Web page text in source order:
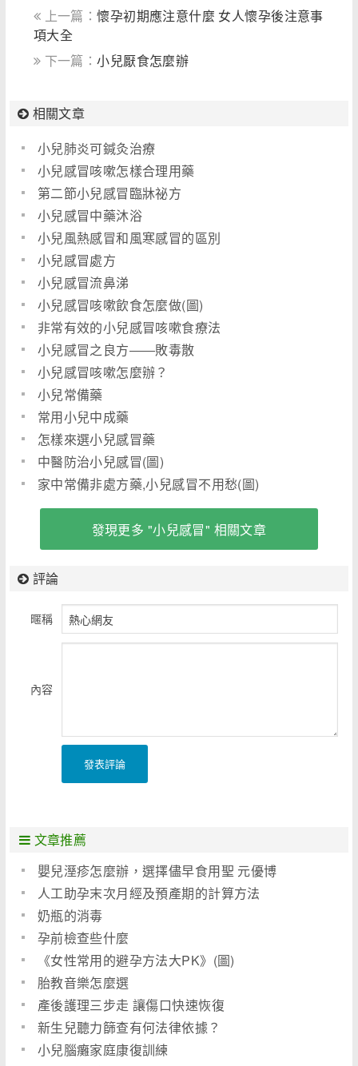
上一篇：懷孕初期應注意什麼 女人懷孕後注意事
項大全
下一篇：小兒厭食怎麼辦
相關文章
小兒肺炎可鍼灸治療
小兒感冒咳嗽怎樣合理用藥
第二節小兒感冒臨牀祕方
小兒感冒中藥沐浴
小兒風熱感冒和風寒感冒的區別
小兒感冒處方
小兒感冒流鼻涕
小兒感冒咳嗽飲食怎麼做(圖)
非常有效的小兒感冒咳嗽食療法
小兒感冒之良方――敗毒散
小兒感冒咳嗽怎麼辦？
小兒常備藥
常用小兒中成藥
怎樣來選小兒感冒藥
中醫防治小兒感冒(圖)
家中常備非處方藥,小兒感冒不用愁(圖)
發現更多 "小兒感冒" 相關文章
評論
暱稱
內容
發表評論
文章推薦
嬰兒溼疹怎麼辦，選擇儘早食用聖 元優博
人工助孕末次月經及預產期的計算方法
奶瓶的消毒
孕前檢查些什麼
《女性常用的避孕方法大PK》(圖)
胎教音樂怎麼選
產後護理三步走 讓傷口快速恢復
新生兒聽力篩查有何法律依據？
小兒腦癱家庭康復訓練